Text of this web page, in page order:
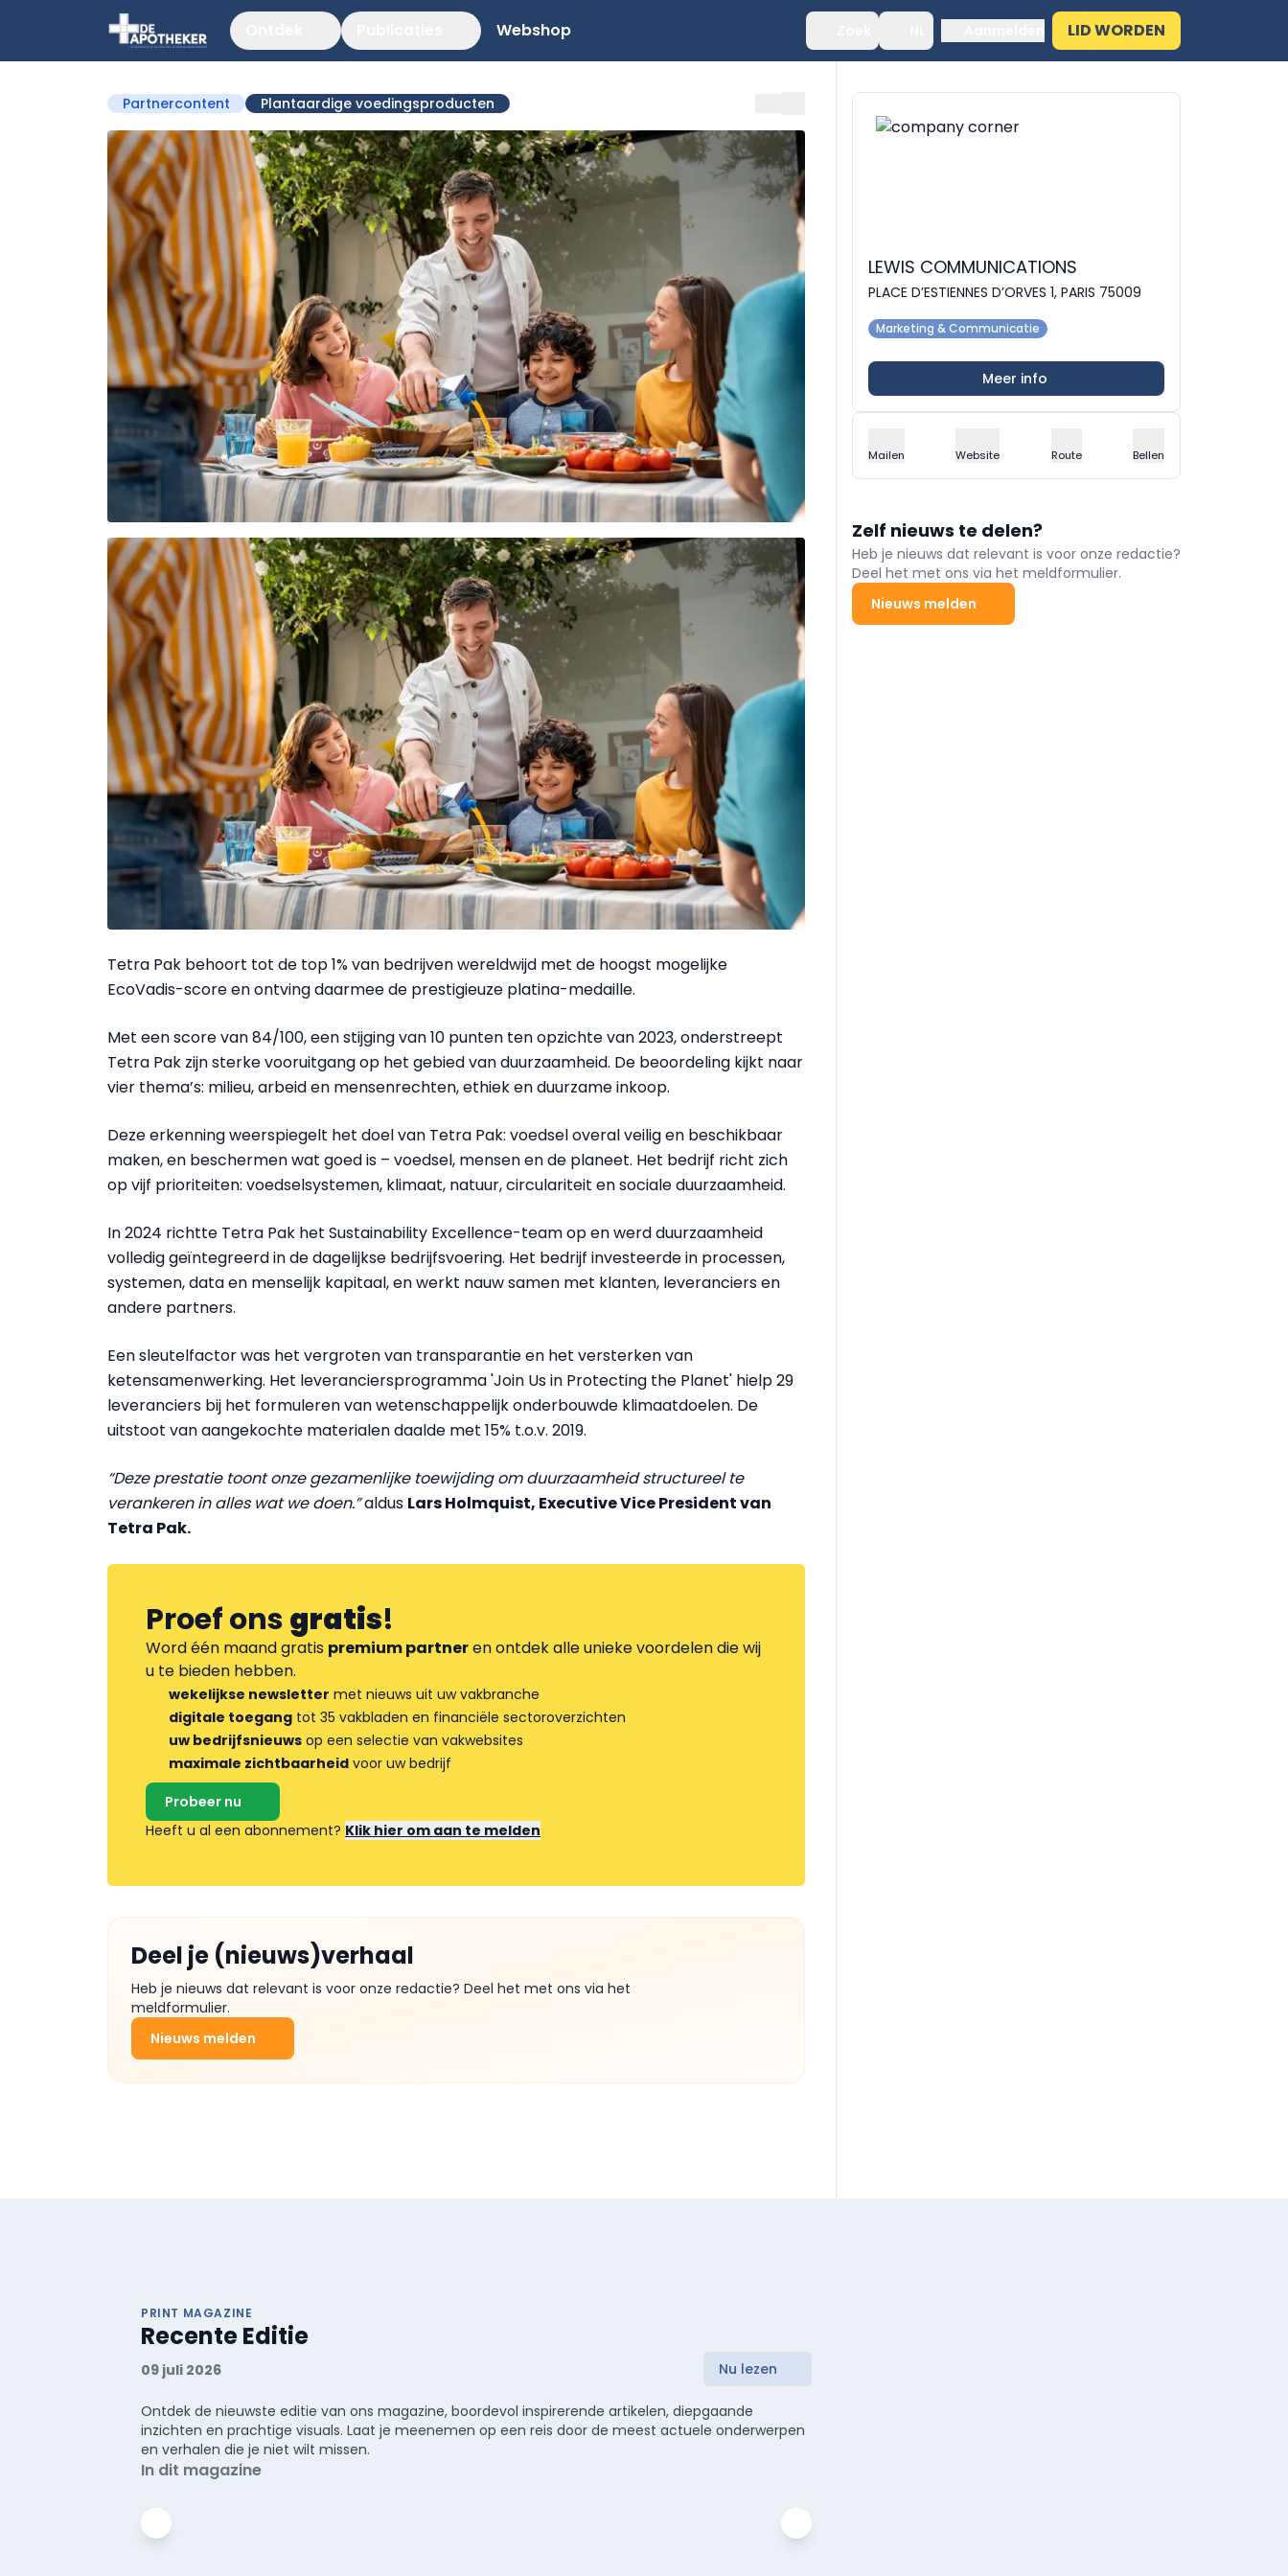
Webshop LID WORDEN
Partnercontent Plantaardige voedingsproducten
Tetra Pak behoort tot de top 1% van bedrijven wereldwijd met de hoogst mogelijke
EcoVadis-score en ontving daarmee de prestigieuze platina-medaille.
Met een score van 84/100, een stijging van 10 punten ten opzichte van 2023, onderstreept
Tetra Pak zijn sterke vooruitgang op het gebied van duurzaamheid. De beoordeling kijkt naar
vier thema’s: milieu, arbeid en mensenrechten, ethiek en duurzame inkoop.
Deze erkenning weerspiegelt het doel van Tetra Pak: voedsel overal veilig en beschikbaar
maken, en beschermen wat goed is – voedsel, mensen en de planeet. Het bedrijf richt zich
op vijf prioriteiten: voedselsystemen, klimaat, natuur, circulariteit en sociale duurzaamheid.
In 2024 richtte Tetra Pak het Sustainability Excellence-team op en werd duurzaamheid
volledig geïntegreerd in de dagelijkse bedrijfsvoering. Het bedrijf investeerde in processen,
systemen, data en menselijk kapitaal, en werkt nauw samen met klanten, leveranciers en
andere partners.
Een sleutelfactor was het vergroten van transparantie en het versterken van
ketensamenwerking. Het leveranciersprogramma 'Join Us in Protecting the Planet' hielp 29
leveranciers bij het formuleren van wetenschappelijk onderbouwde klimaatdoelen. De
uitstoot van aangekochte materialen daalde met 15% t.o.v. 2019.
“Deze prestatie toont onze gezamenlijke toewijding om duurzaamheid structureel te
verankeren in alles wat we doen.”aldus Lars Holmquist, Executive Vice President van
Tetra Pak.
Proef onsgratis!
Word één maand gratis premium partneren ontdek alle unieke voordelen die wij
u te bieden hebben.
wekelijkse newsletter met nieuws uit uw vakbranche
digitale toegang tot 35 vakbladen en financiële sectoroverzichten
uw bedrijfsnieuws op een selectie van vakwebsites
maximale zichtbaarheid voor uw bedrijf
Probeer nu
Heeft u al een abonnement? Klik hier om aan te melden
Deel je (nieuws)verhaal
Heb je nieuws dat relevant is voor onze redactie? Deel het met ons via het
meldformulier.
Nieuws melden
LEWIS COMMUNICATIONS
PLACE D’ESTIENNES D’ORVES 1, PARIS 75009
Marketing & Communicatie
Meer info
Mailen Website Route Bellen
Zelf nieuws te delen?
Heb je nieuws dat relevant is voor onze redactie?
Deel het met ons via het meldformulier.
Nieuws melden
PRINT MAGAZINE
Recente Editie
09 juli 2026 Nu lezen
Ontdek de nieuwste editie van ons magazine, boordevol inspirerende artikelen, diepgaande
inzichten en prachtige visuals. Laat je meenemen op een reis door de meest actuele onderwerpen
en verhalen die je niet wilt missen.
In dit magazine